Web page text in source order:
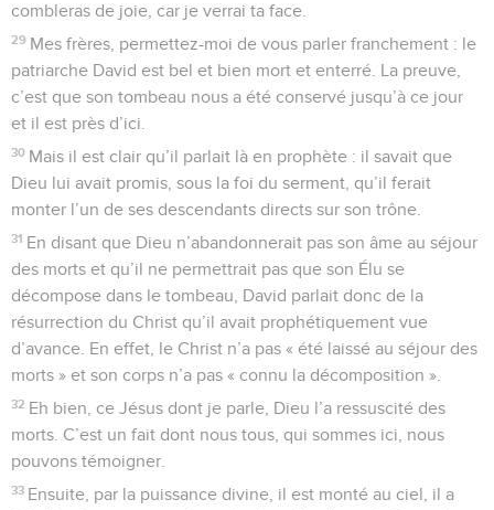
combleras de joie, car je verrai ta face.
29 Mes frères, permettez-moi de vous parler franchement : le
patriarche David est bel et bien mort et enterré. La preuve,
c’est que son tombeau nous a été conservé jusqu’à ce jour
et il est près d’ici.
30 Mais il est clair qu’il parlait là en prophète : il savait que
Dieu lui avait promis, sous la foi du serment, qu’il ferait
monter l’un de ses descendants directs sur son trône.
31 En disant que Dieu n’abandonnerait pas son âme au séjour
des morts et qu’il ne permettrait pas que son Élu se
décompose dans le tombeau, David parlait donc de la
résurrection du Christ qu’il avait prophétiquement vue
d’avance. En effet, le Christ n’a pas « été laissé au séjour des
morts » et son corps n’a pas « connu la décomposition ».
32 Eh bien, ce Jésus dont je parle, Dieu l’a ressuscité des
morts. C’est un fait dont nous tous, qui sommes ici, nous
pouvons témoigner.
33 Ensuite, par la puissance divine, il est monté au ciel, il a